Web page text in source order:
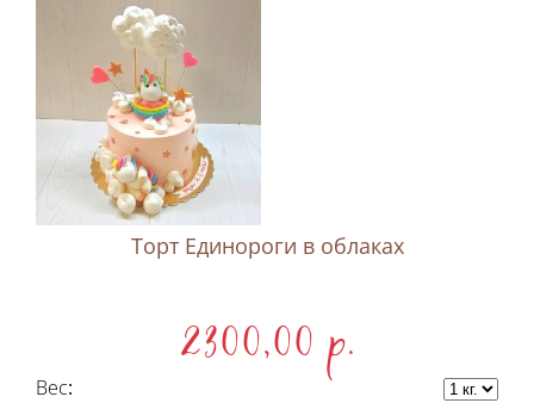
Торт Единороги в облаках
2300,00 p.
Вес